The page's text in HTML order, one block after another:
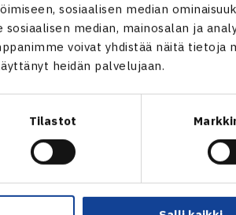
sosiaalisen median
median, mainosalan ja
voivat yhdistää näitä tietoja
heidän palvelujaan.
Tilastot
esiin vuoden 2010 ottelut
ja Luxembourgia vastaan pelattuja
aikuisten tasolla maajoukkueessa.